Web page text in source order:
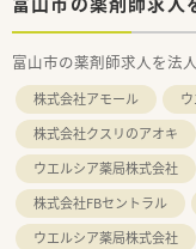
富山市の薬剤師求人を法
株式会社アモール
株式会社クスリのアオキ
ウエルシア薬局株式会社
株式会社FBセントラル
ウエルシア薬局株式会社